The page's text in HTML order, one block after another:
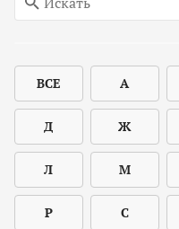
ВСЕ А
Д Ж
Л М
Р С